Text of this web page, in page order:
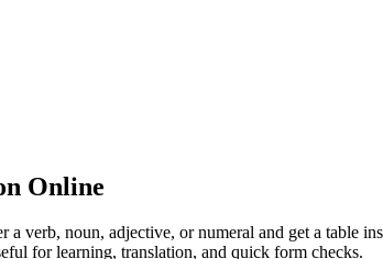
Online
a verb, noun, adjective, or numeral and get a table
for learning, translation, and quick form checks.